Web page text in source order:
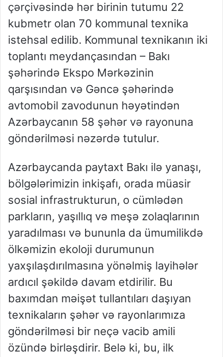
çərçivəsində hər birinin tutumu 22
kubmetr olan 70 kommunal texnika
istehsal edilib. Kommunal texnikanın iki
toplantı meydançasından – Bakı
şəhərində Ekspo Mərkəzinin
qarşısından və Gəncə şəhərində
avtomobil zavodunun həyətindən
Azərbaycanın 58 şəhər və rayonuna
göndərilməsi nəzərdə tutulur.
Azərbaycanda paytaxt Bakı ilə yanaşı,
bölgələrimizin inkişafı, orada müasir
sosial infrastrukturun, o cümlədən
parkların, yaşıllıq və meşə zolaqlarının
yaradılması və bununla da ümumilikdə
ölkəmizin ekoloji durumunun
yaxşılaşdırılmasına yönəlmiş layihələr
ardıcıl şəkildə davam etdirilir. Bu
baxımdan məişət tullantıları daşıyan
texnikaların şəhər və rayonlarımıza
göndərilməsi bir neçə vacib amili
özündə birləşdirir. Belə ki, bu, ilk